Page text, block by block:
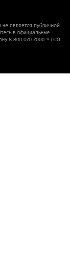
является публичной
в официальные
8 800 070 7000. © ТОО